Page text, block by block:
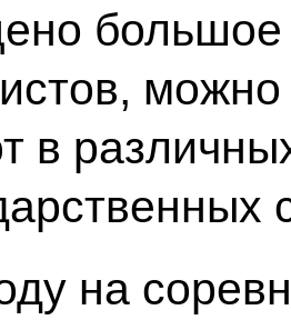
большое
можно
в
на